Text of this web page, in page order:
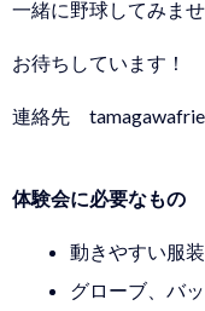
一緒に野球してみま
お待ちしています！
連絡先
体験会に必要なもの
動きやすい服装
グローブ、バ